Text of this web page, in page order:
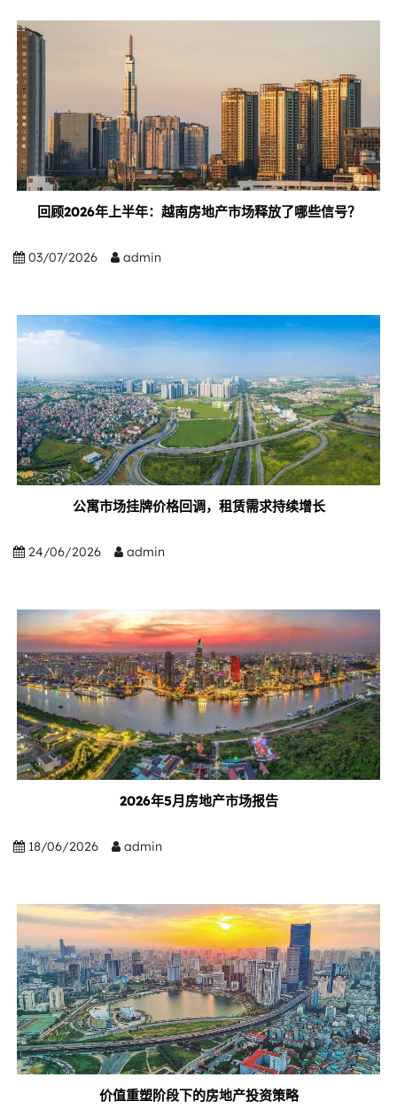
回顾2026年上半年：越南房地产市场释放了哪些信号？
03/07/2026 admin
公寓市场挂牌价格回调，租赁需求持续增长
24/06/2026 admin
2026年5月房地产市场报告
18/06/2026 admin
价值重塑阶段下的房地产投资策略